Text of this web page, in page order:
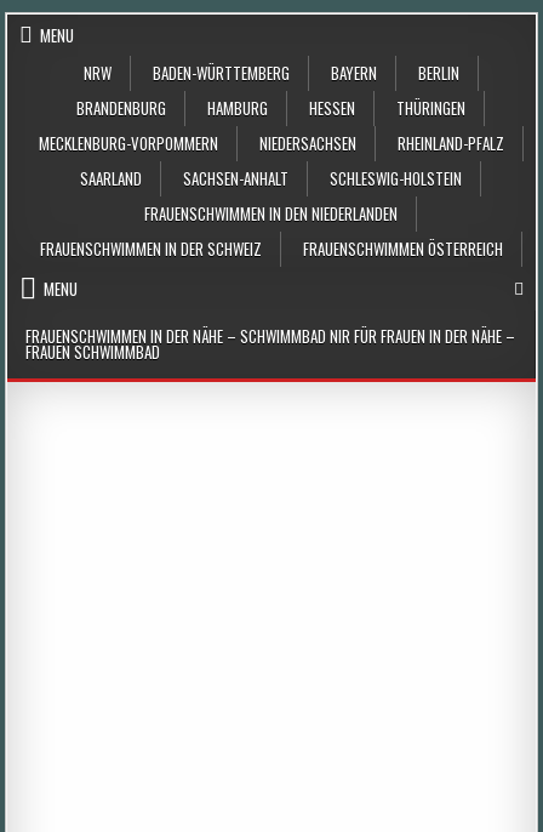
Skip to content
MENU
NRW
BADEN-WÜRTTEMBERG BAYERN
BERLIN
BRANDENBURG
HAMBURG HESSEN
THÜRINGEN
MECKLENBURG-VORPOMMERN
NIEDERSACHSEN
RHEINLAND-PFALZ
SAARLAND
SACHSEN-ANHALT
SCHLESWIG-HOLSTEIN
FRAUENSCHWIMMEN IN DEN NIEDERLANDEN
FRAUENSCHWIMMEN IN DER SCHWEIZ
FRAUENSCHWIMMEN ÖSTERREICH
MENU
FRAUENSCHWIMMEN IN DER NÄHE – SCHWIMMBAD NIR FÜR FRAUEN IN DER NÄHE –
FRAUEN SCHWIMMBAD